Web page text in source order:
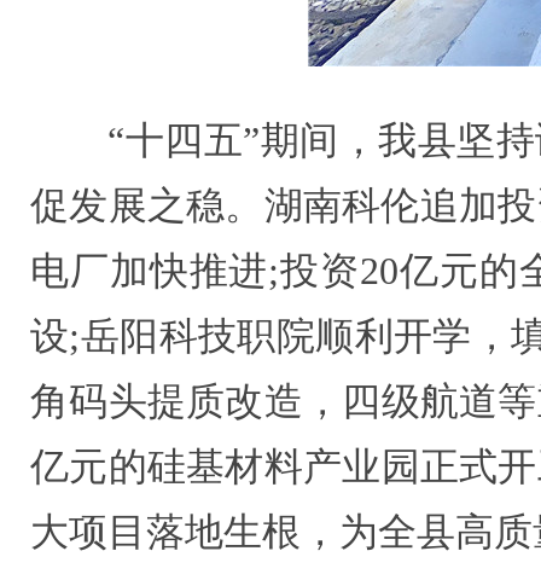
“十四五”期间，我县坚
促发展之稳。湖南科伦追加
电厂加快推进;投资20亿元
设;岳阳科技职院顺利开学，
角码头提质改造，四级航道
亿元的硅基材料产业园正式
大项目落地生根，为全县高